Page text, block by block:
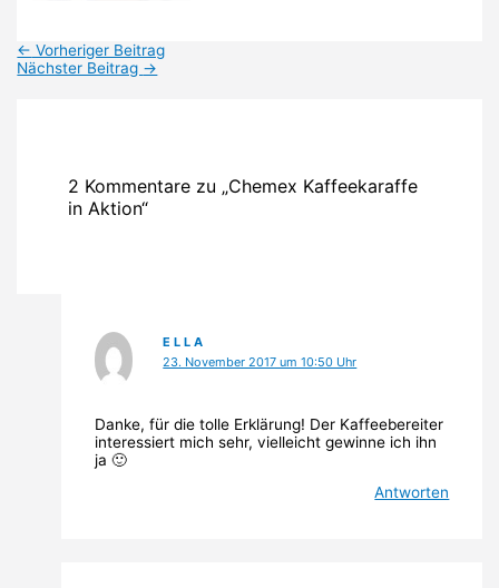
← Vorheriger Beitrag
Nächster Beitrag →
2 Kommentare zu „Chemex Kaffeekaraffe
in Aktion“
E L L A
23. November 2017 um 10:50 Uhr
Danke, für die tolle Erklärung! Der Kaffeebereiter
interessiert mich sehr, vielleicht gewinne ich ihn
ja 🙂
Antworten